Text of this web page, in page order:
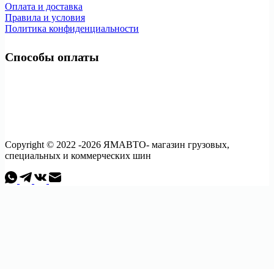
Оплата и доставка
Правила и условия
Политика конфиденциальности
Способы оплаты
Copyright © 2022 -2026 ЯМАВТО- магазин грузовых,
специальных и коммерческих шин